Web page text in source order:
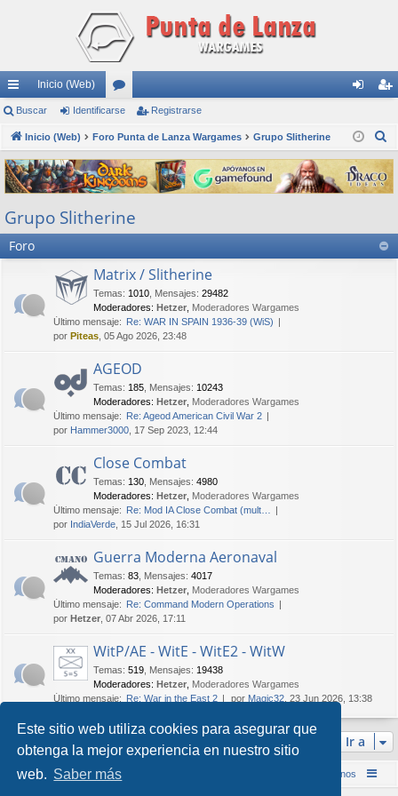
Este sitio web utiliza cookies para asegurar que
obtenga la mejor experiencia en nuestro sitio
web. Saber más
nl
ac
es
rá
pi
do
Inicio (Web)
or
os nti
fic
ar
ist
ra
rs
Buscar Identificarse Registrarse
Inicio (Web) Foro Punta de Lanza Wargames Grupo Slitherine
s
c
r
Grupo Slitherine
Foro
Matrix / Slitherine
Temas: 1010 Mensajes: 29482
Moderadores: Hetzer Moderadores Wargames
Último mensaje: Re: WAR IN SPAIN 1936-39 (WiS)
por Piteas , 05 Ago 2026, 23:48
AGEOD
Temas: 185 Mensajes: 10243
Moderadores: Hetzer Moderadores Wargames
Último mensaje: Re: Ageod American Civil War 2
por Hammer3000 , 17 Sep 2023, 12:44
Close Combat
Temas: 130 Mensajes: 4980
Moderadores: Hetzer Moderadores Wargames
Último mensaje: Re: Mod IA Close Combat (mult…
por IndiaVerde , 15 Jul 2026, 16:31
Guerra Moderna Aeronaval
Temas: 83 Mensajes: 4017
Moderadores: Hetzer Moderadores Wargames
Último mensaje: Re: Command Modern Operations
por Hetzer , 07 Abr 2026, 17:11
WitP/AE - WitE - WitE2 - WitW
Temas: 519 Mensajes: 19438
Moderadores: Hetzer Moderadores Wargames
Último mensaje: Re: War in the East 2 por Magic32 , 23 Jun 2026, 13:38
Ir a
Inicio (Web) Foro Punta de Lanza Wargames Contáctenos